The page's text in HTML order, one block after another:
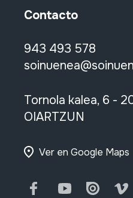
Contacto
943 493 578
Tornola kalea, 6 -
OIARTZUN
Ver en Google Maps
FacebookYoutubeIssuu